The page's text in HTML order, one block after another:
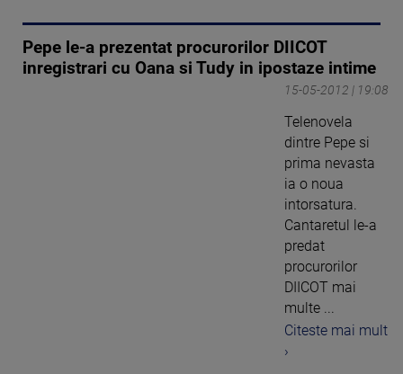
Pepe le-a prezentat procurorilor DIICOT
inregistrari cu Oana si Tudy in ipostaze intime
15-05-2012 | 19:08
Telenovela
dintre Pepe si
prima nevasta
ia o noua
intorsatura.
Cantaretul le-a
predat
procurorilor
DIICOT mai
multe ...
Citeste mai mult
›